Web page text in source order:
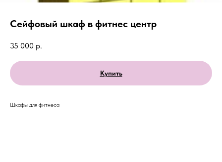
Сейфовый шкаф в фитнес центр
35 000 р.
Купить
Шкафы для фитнеса